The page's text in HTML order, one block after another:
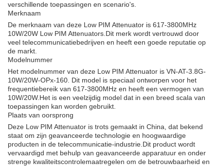
verschillende toepassingen en scenario's.
Merknaam
De merknaam van deze Low PIM Attenuator is 617-3800MHz
10W/20W Low PIM Attenuators.Dit merk wordt vertrouwd door
veel telecommunicatiebedrijven en heeft een goede reputatie op
de markt.
Modelnummer
Het modelnummer van deze Low PIM Attenuator is VN-AT-3.8G-
10W/20W-OPx-160. Dit model is speciaal ontworpen voor het
frequentiebereik van 617-3800MHz en heeft een vermogen van
10W/20W.Het is een veelzijdig model dat in een breed scala van
toepassingen kan worden gebruikt.
Plaats van oorsprong
Deze Low PIM Attenuator is trots gemaakt in China, dat bekend
staat om zijn geavanceerde technologie en hoogwaardige
producten in de telecommunicatie-industrie.Dit product wordt
vervaardigd met behulp van geavanceerde apparatuur en onder
strenge kwaliteitscontrolemaatregelen om de betrouwbaarheid en